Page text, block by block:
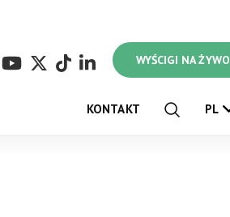
WYŚCIGI NA ŻYWO
KONTAKT PL